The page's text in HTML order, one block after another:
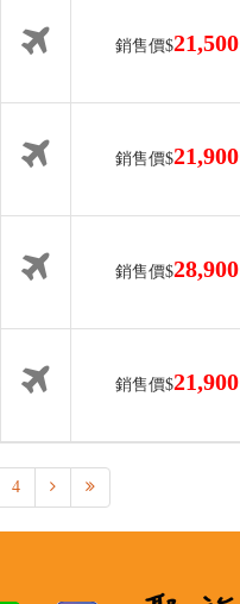
銷售價$21,500
銷售價$21,900
銷售價$28,900
銷售價$21,900
4